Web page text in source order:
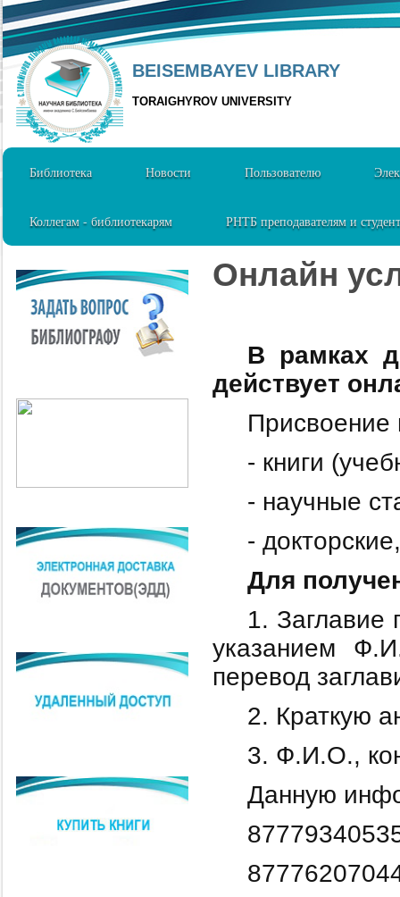
BEISEMBAYEV LIBRARY
TORAIGHYROV UNIVERSITY
Библиотека Новости Пользователю
Коллегам - библиотекарям РНТБ преподавателям и
Онлайн
В рамках
действует
Присвоение
- книги
- научные
-
Для
1. Заглавие
указанием
перевод
2. Краткую
3. Ф.И.О.,
Данную